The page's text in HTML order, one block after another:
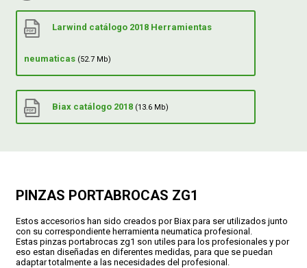
Larwind catálogo 2018 Herramientas
neumaticas (52.7 Mb)
Biax catálogo 2018 (13.6 Mb)
PINZAS PORTABROCAS ZG1
Estos accesorios han sido creados por Biax para ser utilizados junto
con su correspondiente herramienta neumatica profesional.
Estas pinzas portabrocas zg1 son utiles para los profesionales y por
eso estan diseñadas en diferentes medidas, para que se puedan
adaptar totalmente a las necesidades del profesional.
DEVOLUCIONES